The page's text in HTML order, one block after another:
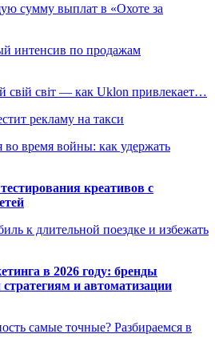
сумму выплат в «Охоте за
интенсив по продажам
свій світ — как Uklon привлекает…
рекламу на такси
время войны: как удержать
креативов с
к длительной поездке и избежать
в 2026 году: бренды
и автоматизации
самые точные? Разбираемся в